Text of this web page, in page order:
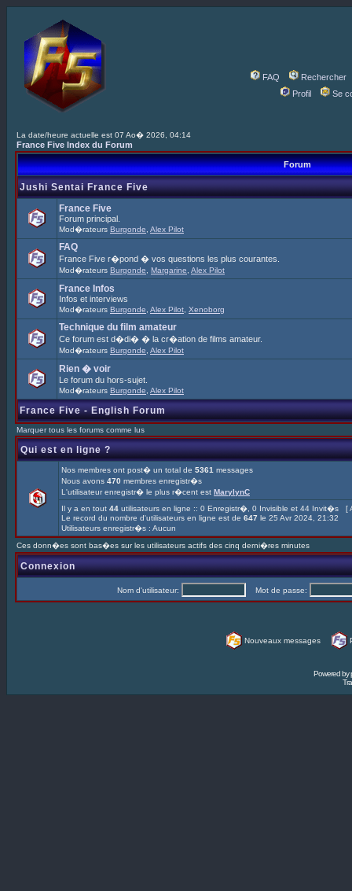
FAQ
Rechercher
Profil
Se
La date/heure actuelle est 07 Ao� 2026, 04:14
France Five Index du Forum
Forum
Jushi Sentai France Five
France Five
Forum principal.
Mod�rateurs Burgonde Alex Pilot
FAQ
France Five r�pond � vos questions les plus courantes.
Mod�rateurs Burgonde Margarine Alex Pilot
France Infos
Infos et interviews
Mod�rateurs Burgonde Alex Pilot Xenoborg
Technique du film amateur
Ce forum est d�di� � la cr�ation de films amateur.
Mod�rateurs Burgonde Alex Pilot
Rien � voir
Le forum du hors-sujet.
Mod�rateurs Burgonde Alex Pilot
France Five - English Forum
Marquer tous les forums comme lus
Qui est en ligne ?
Nos membres ont post� un total de 5361 messages
Nous avons 470 membres enregistr�s
L'utilisateur enregistr� le plus r�cent est MarylynC
Il y a en tout 44 utilisateurs en ligne :: 0 Enregistr�, 0 Invisible et 44 Invit�s [
Le record du nombre d'utilisateurs en ligne est de 647 le 25 Avr 2024, 21:32
Utilisateurs enregistr�s : Aucun
Ces donn�es sont bas�es sur les utilisateurs actifs des cinq derni�res minutes
Connexion
Nom d'utilisateur: Mot de passe:
Nouveaux messages
Powered by